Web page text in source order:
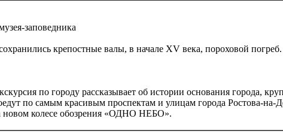
заповедника
крепостные валы, в начале ХV века, пороховой погреб.
по городу рассказывает об истории основания города,
по самым красивым проспектам и улицам города Ростова-
новом колесе обозрения «ОДНО НЕБО».